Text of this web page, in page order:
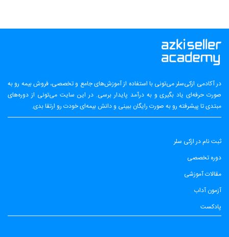
در آکادمی ازکی‌سلر می‌تونی با استفاده از آموزش‌های جامع و تخصصی، فروش بیمه رو به
صورت حرفه‌ای یاد بگیری و به درآمد پایدار برسی. در این سایت می‌تونی از دوره‌های
مبتدی تا پیشرفته رو به صورت رایگان ببینی و دانش بیمه‌ای خودت رو ارتقا بدی.
ثبت نام در ازکی سلر
دوره تخصصی
مقالات آموزشی
آزمون آداب
پادکست